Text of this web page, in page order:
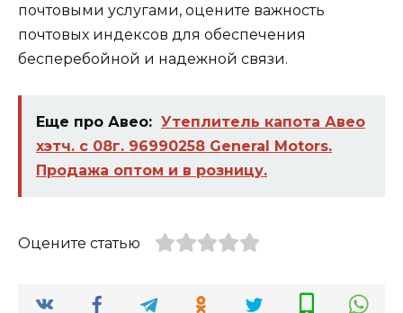
почтовыми услугами, оцените важность
почтовых индексов для обеспечения
бесперебойной и надежной связи.
Еще про Авео: Утеплитель капота Авео
хэтч. с 08г. 96990258 General Motors.
Продажа оптом и в розницу.
Оцените статью